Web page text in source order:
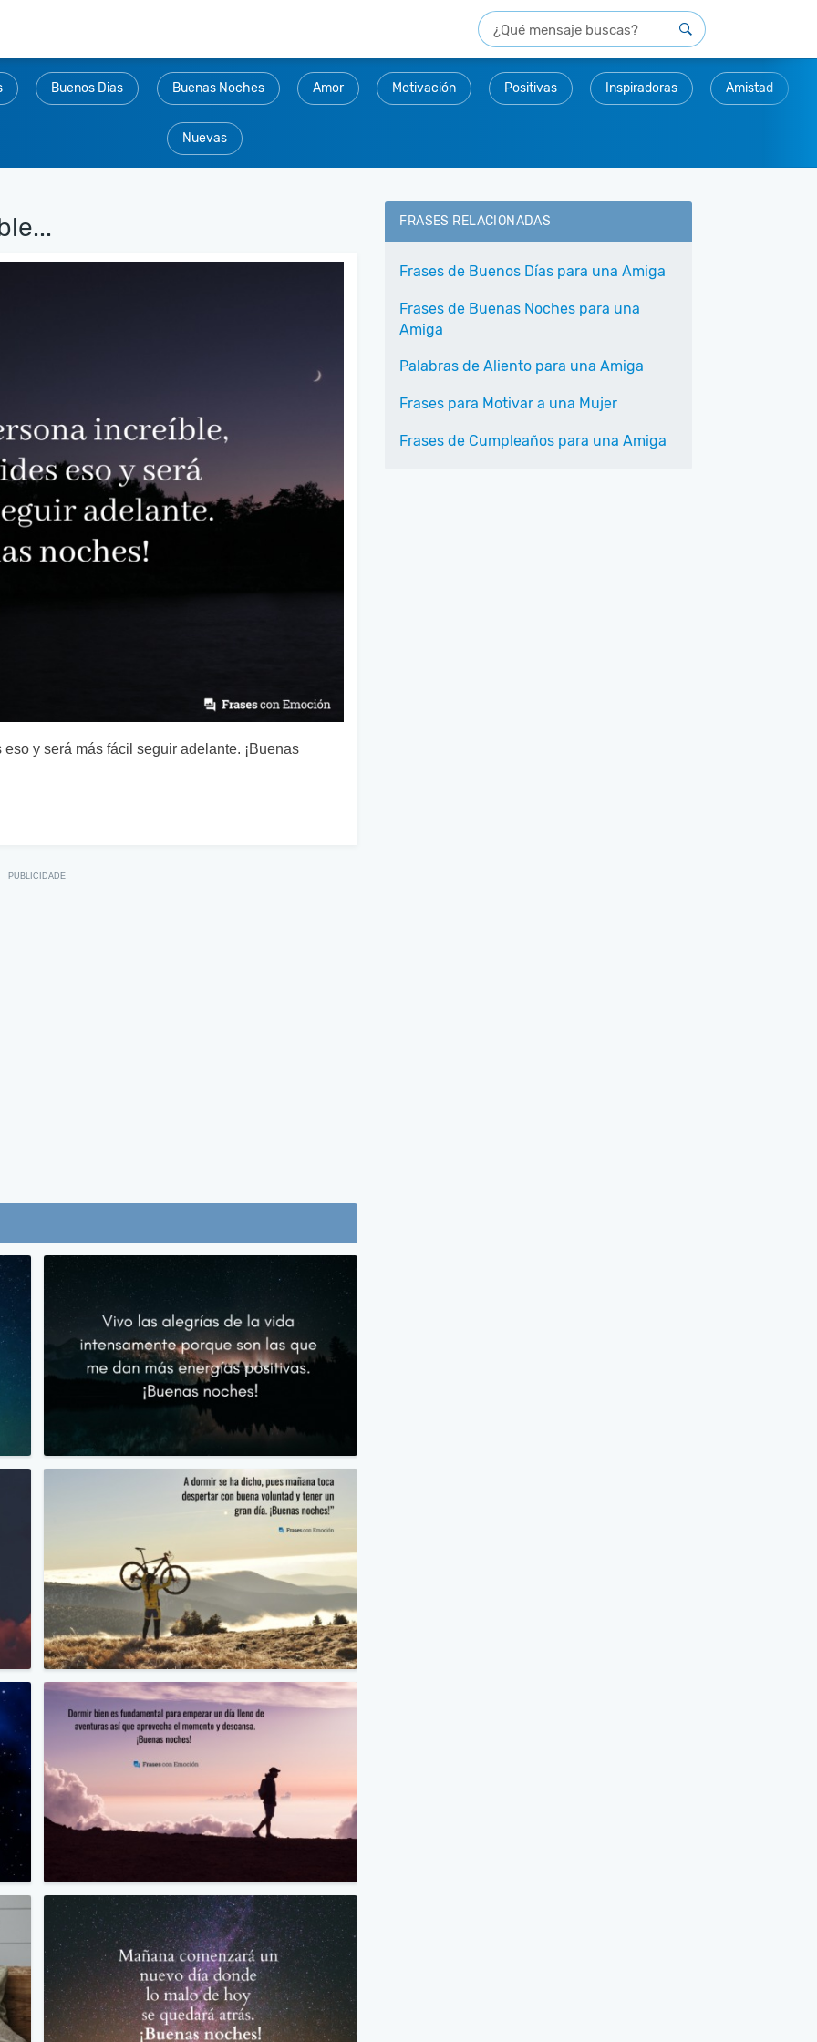
Buenos Dias Buenas Noches Amor Motivación Positivas Inspiradoras Amistad
Nuevas
y será más fácil seguir adelante. ¡Buenas
FRASES RELACIONADAS
Frases de Buenos Días para una Amiga
Frases de Buenas Noches para una
Amiga
Palabras de Aliento para una Amiga
Frases para Motivar a una Mujer
Frases de Cumpleaños para una Amiga